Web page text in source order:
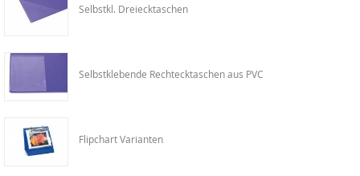
Selbstkl. Dreiecktaschen
Selbstklebende Rechtecktaschen aus PVC
Flipchart Varianten